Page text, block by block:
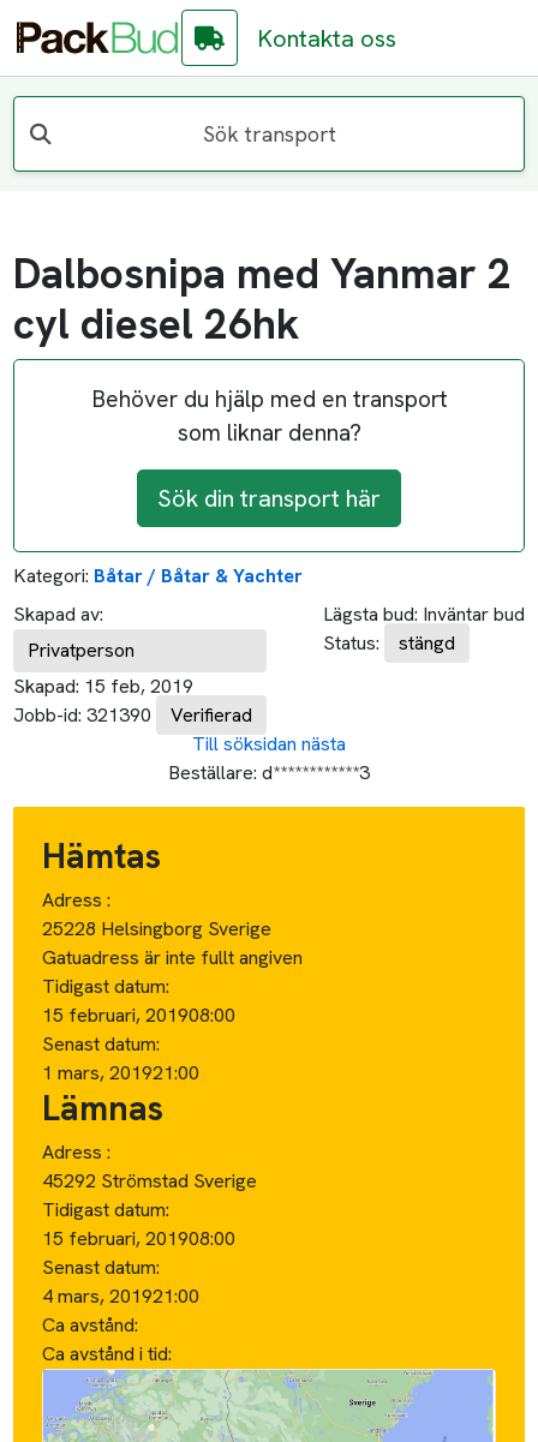
Kontakta oss
Sök transport
Dalbosnipa med Yanmar 2
cyl diesel 26hk
Behöver du hjälp med en transport
som liknar denna?
Sök din transport här
Kategori: Båtar / Båtar & Yachter
Skapad av:
Privatperson
Skapad: 15 feb, 2019
Jobb-id: 321390 Verifierad
Lägsta bud: Inväntar bud
Status:
stängd
Till söksidan nästa
Beställare: d************3
Hämtas
Adress :
25228 Helsingborg Sverige
Gatuadress är inte fullt angiven
Tidigast datum:
15 februari, 201908:00
Senast datum:
1 mars, 201921:00
Lämnas
Adress :
45292 Strömstad Sverige
Tidigast datum:
15 februari, 201908:00
Senast datum:
4 mars, 201921:00
Ca avstånd:
Ca avstånd i tid: